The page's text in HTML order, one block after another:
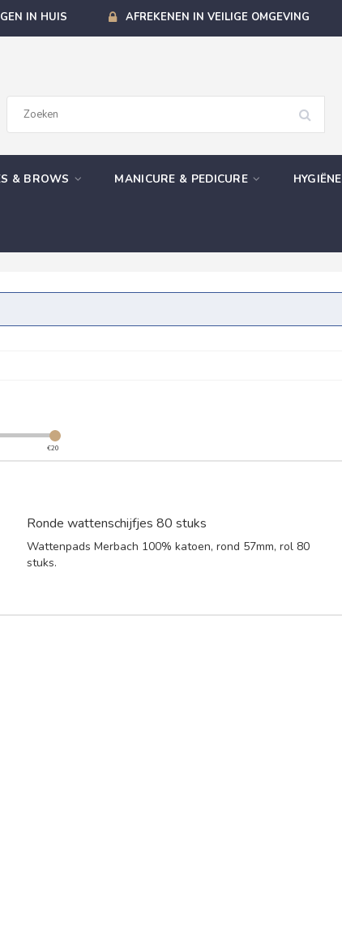
IN HUIS AFREKENEN IN VEILIGE OMGEVING
& BROWS MANICURE & PEDICURE HYGIËNE
€20
Ronde wattenschijfjes 80 stuks
Wattenpads Merbach 100% katoen, rond 57mm, rol 80
stuks.